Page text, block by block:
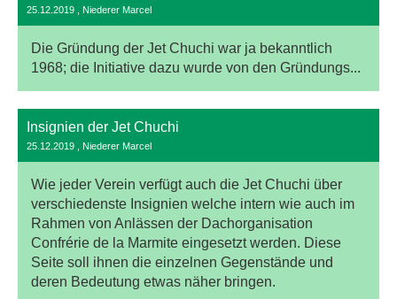
25.12.2019 , Niederer Marcel
Die Gründung der Jet Chuchi war ja bekanntlich
1968; die Initiative dazu wurde von den Gründungs...
Insignien der Jet Chuchi
25.12.2019 , Niederer Marcel
Wie jeder Verein verfügt auch die Jet Chuchi über
verschiedenste Insignien welche intern wie auch im
Rahmen von Anlässen der Dachorganisation
Confrérie de la Marmite eingesetzt werden. Diese
Seite soll ihnen die einzelnen Gegenstände und
deren Bedeutung etwas näher bringen.